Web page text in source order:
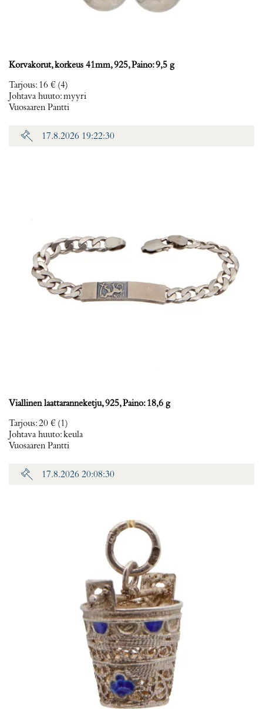
Korvakorut, korkeus 41mm, 925, Paino: 9,5 g
Tarjous: 16 € (4)
Johtava huuto:myyri
Vuosaaren Pantti
17.8.2026 19:22:30
Viallinen laattaranneketju, 925, Paino: 18,6 g
Tarjous:20 € (1)
Johtava huuto:keula
Vuosaaren Pantti
17.8.2026 20:08:30